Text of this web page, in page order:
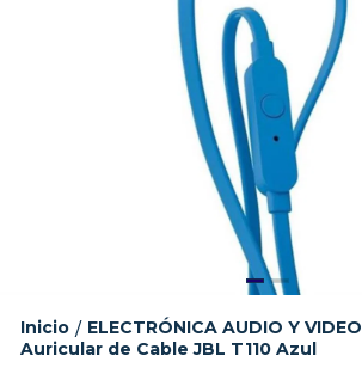
Inicio / ELECTRÓNICA AUDIO Y VIDEO
Auricular de Cable JBL T110 Azul